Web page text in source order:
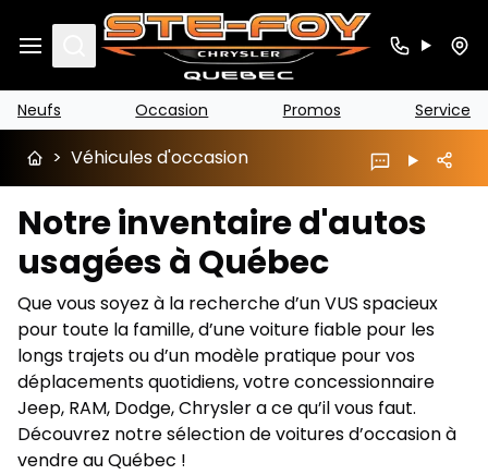
Search
Neufs Occasion Promos Service
> Véhicules d'occasion
Notre inventaire d'autos
usagées à Québec
Que vous soyez à la recherche d’un VUS spacieux
pour toute la famille, d’une voiture fiable pour les
longs trajets ou d’un modèle pratique pour vos
déplacements quotidiens, votre concessionnaire
Jeep, RAM, Dodge, Chrysler a ce qu’il vous faut.
Découvrez notre sélection de voitures d’occasion à
vendre au Québec !